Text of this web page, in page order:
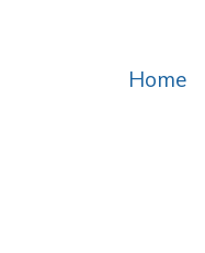
Home